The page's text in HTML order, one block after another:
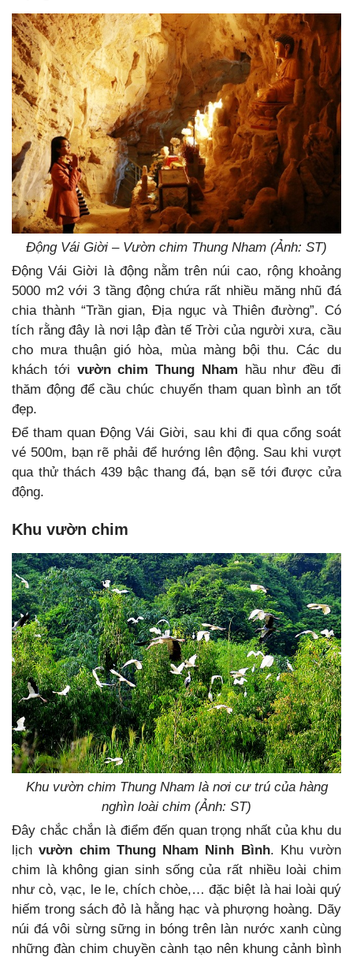
Động Vái Giời – Vườn chim Thung Nham (Ảnh: ST)
Động Vái Giời là động nằm trên núi cao, rộng khoảng
5000 m2 với 3 tầng động chứa rất nhiều măng nhũ đá
chia thành “Trần gian, Địa ngục và Thiên đường”. Có
tích rằng đây là nơi lập đàn tế Trời của người xưa, cầu
cho mưa thuận gió hòa, mùa màng bội thu. Các du
khách tới vườn chim Thung Nham hầu như đều đi
thăm động để cầu chúc chuyến tham quan bình an tốt
đẹp.
Để tham quan Động Vái Giời, sau khi đi qua cổng soát
vé 500m, bạn rẽ phải để hướng lên động. Sau khi vượt
qua thử thách 439 bậc thang đá, bạn sẽ tới được cửa
động.
Khu vườn chim
Khu vườn chim Thung Nham là nơi cư trú của hàng
nghìn loài chim (Ảnh: ST)
Đây chắc chắn là điểm đến quan trọng nhất của khu du
lịch vườn chim Thung Nham Ninh Bình. Khu vườn
chim là không gian sinh sống của rất nhiều loài chim
như cò, vạc, le le, chích chòe,… đặc biệt là hai loài quý
hiếm trong sách đỏ là hằng hạc và phượng hoàng. Dãy
núi đá vôi sừng sững in bóng trên làn nước xanh cùng
những đàn chim chuyền cành tạo nên khung cảnh bình